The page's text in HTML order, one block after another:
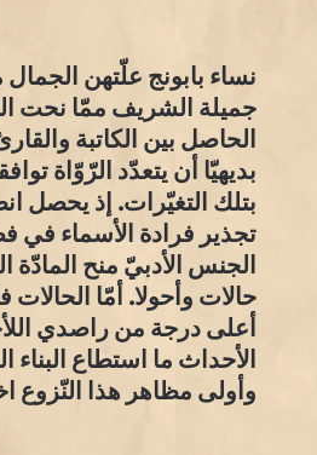
نساء بابونج علّتهن
جميلة الشريف ممّا نحت
الحاصل بين الكاتبة
بديهيّا أن يتعدّد الرّوّاة
بتلك التغيّرات. إذ يحصل
تجذير فرادة الأسماء في
الجنس الأدبيّ منح المادّة
حالات وأحولا. أمّا الحالات
أعلى درجة من راصدي
الأحداث ما استطاع
وأولى مظاهر هذا النّزوع